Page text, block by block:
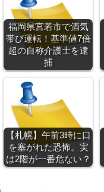
福岡県宮若市で酒気
帯び運転！基準値7倍
超の自称介護士を逮
捕
【札幌】午前3時に口
を塞がれた恐怖。実
は2階が一番危ない？